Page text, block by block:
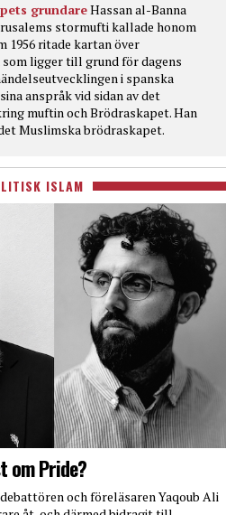
grundareHassan al-Banna
stormufti kallade honom
1956 ritade kartan över
ligger till grund för dagens
i spanska
anspråk vid sidan av det
muftin och Brödraskapet. Han
Muslimska brödraskapet.
ISLAM
om Pride?
och föreläsaren Yaqoub Ali